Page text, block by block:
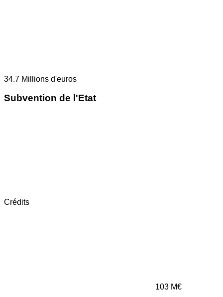
34.7 Millions d'euros
Subvention de l'Etat
Crédits
103 M€